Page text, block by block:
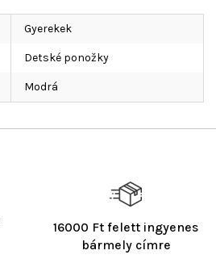
16000 Ft felett ingyenes
bármely címre
Gyerekek
Detské ponožky
Modrá